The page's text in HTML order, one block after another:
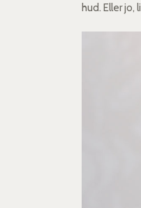
hud. Eller